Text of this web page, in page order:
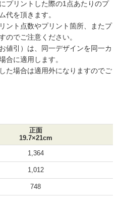
プリントした際の1点あたりのプ
代を頂きます。
ント点数やプリント箇所、またプ
のでご注意ください。
値引）は、同一デザインを同一カ
合に適用します。
た場合は適用外になりますのでご
正面
19.7×21cm
1,364
1,012
748